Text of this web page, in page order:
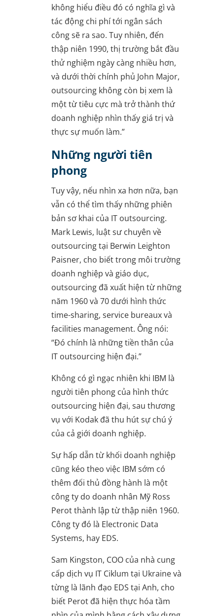
không hiểu điều đó có nghĩa gì và
tác động chi phí tới ngân sách
công sẽ ra sao. Tuy nhiên, đến
thập niên 1990, thị trường bắt đầu
thử nghiệm ngày càng nhiều hơn,
và dưới thời chính phủ John Major,
outsourcing không còn bị xem là
một từ tiêu cực mà trở thành thứ
doanh nghiệp nhìn thấy giá trị và
thực sự muốn làm.”
Những người tiên
phong
Tuy vậy, nếu nhìn xa hơn nữa, bạn
vẫn có thể tìm thấy những phiên
bản sơ khai của IT outsourcing.
Mark Lewis, luật sư chuyên về
outsourcing tại Berwin Leighton
Paisner, cho biết trong môi trường
doanh nghiệp và giáo dục,
outsourcing đã xuất hiện từ những
năm 1960 và 70 dưới hình thức
time-sharing, service bureaux và
facilities management. Ông nói:
“Đó chính là những tiền thân của
IT outsourcing hiện đại.”
Không có gì ngạc nhiên khi IBM là
người tiên phong của hình thức
outsourcing hiện đại, sau thương
vụ với Kodak đã thu hút sự chú ý
của cả giới doanh nghiệp.
Sự hấp dẫn từ khối doanh nghiệp
cũng kéo theo việc IBM sớm có
thêm đối thủ đồng hành là một
công ty do doanh nhân Mỹ Ross
Perot thành lập từ thập niên 1960.
Công ty đó là Electronic Data
Systems, hay EDS.
Sam Kingston, COO của nhà cung
cấp dịch vụ IT Ciklum tại Ukraine và
từng là lãnh đạo EDS tại Anh, cho
biết Perot đã hiện thực hóa tầm